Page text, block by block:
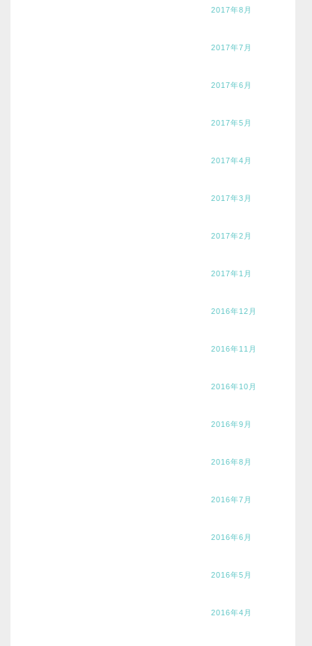
2017年8月
2017年7月
2017年6月
2017年5月
2017年4月
2017年3月
2017年2月
2017年1月
2016年12月
2016年11月
2016年10月
2016年9月
2016年8月
2016年7月
2016年6月
2016年5月
2016年4月